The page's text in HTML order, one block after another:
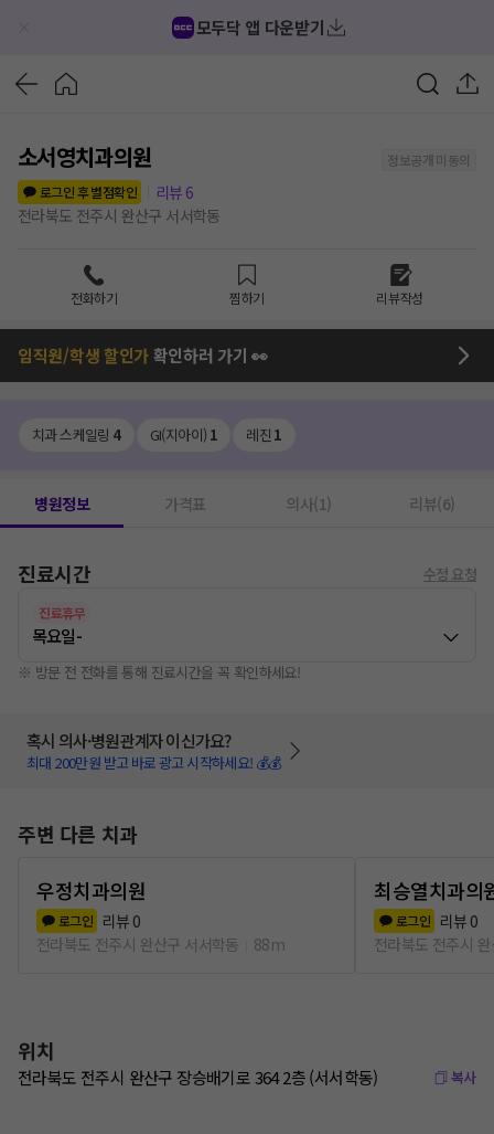
모두닥 앱 다운받기
소서영치과의원
정보공개 미동의
로그인 후 별점확인
리뷰 6
전라북도 전주시 완산구 서서학동
전화하기 찜하기 리뷰작성
임직원/학생 할인가확인하러 가기 👀
치과 스케일링 4 GI(지아이) 1 레진 1
병원정보 가격표 의사(1) 리뷰(6)
진료시간 수정 요청
진료휴무
목요일-
※ 방문 전 전화를 통해 진료시간을 꼭 확인하세요!
혹시 의사·병원관계자 이신가요?
최대 200만원 받고 바로 광고 시작하세요! 💰💰
주변 다른 치과
우정치과의원
로그인 리뷰 0
전라북도 전주시 완산구 서서학동
88m
최승열치과의
로그인 리뷰 0
전라북도 전주시
위치
전라북도 전주시 완산구 장승배기로 364 2층 (서서학동) 복사